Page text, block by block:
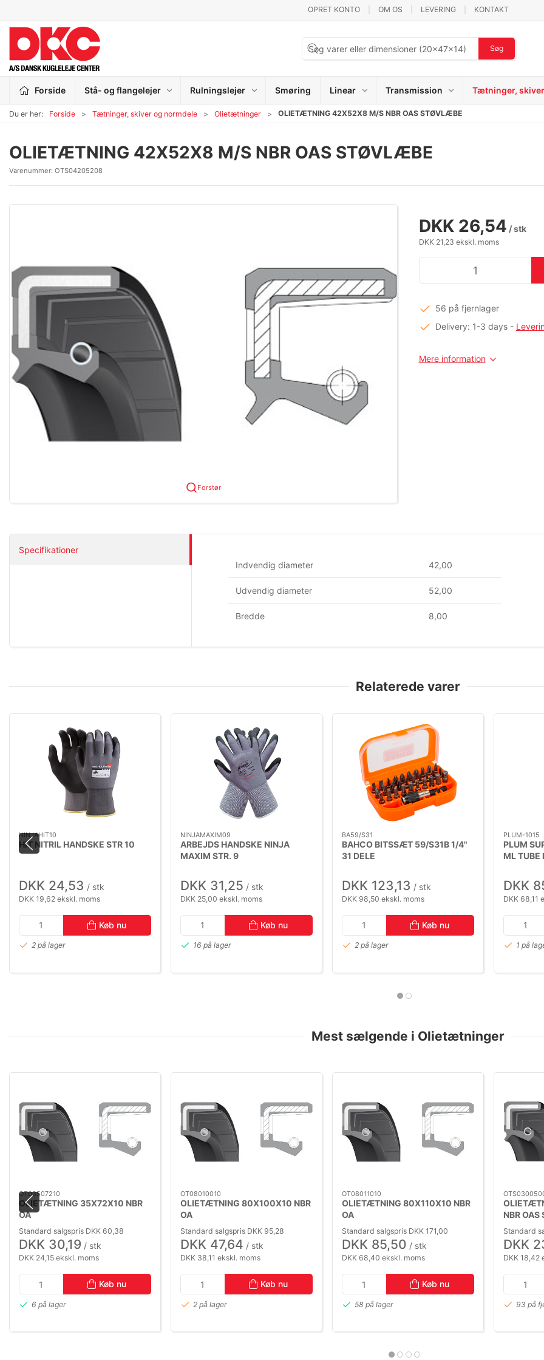
OPRET KONTO OM OS LEVERING KONTAKT
Søg
Forside Stå- og flangelejer Rulningslejer Smøring Linear Transmission Tætninger,
Du er her: Forside Tætninger, skiver og normdele Olietætninger OLIETÆTNING 42X52X8 M/S NBR OAS STØVLÆBE
OLIETÆTNING 42X52X8 M/S NBR OAS STØVLÆBE
Varenummer: OTS04205208
Forstør
DKK 26,54 / stk
DKK 21,23 ekskl. moms
56 på fjernlager
Delivery: 1-3 days -
Mere information
Specifikationer
Indvendig diameter
42,00
Udvendig diameter 52,00
Bredde 8,00
Relaterede varer
NINJAHIT10
HIT NITRIL HANDSKE STR 10
DKK 24,53 / stk
DKK 19,62 ekskl. moms
Køb nu
2 på lager
NINJAMAXIM09
ARBEJDS HANDSKE NINJA
MAXIM STR. 9
DKK 31,25 / stk
DKK 25,00 ekskl. moms
Køb nu
16 på lager
BA59/S31
BAHCO BITSSÆT 59/S31B 1/4"
31 DELE
DKK 123,13 / stk
DKK 98,50 ekskl. moms
Køb nu
2 på lager
PLUM-1015
PLUM
ML TUBE
DKK
DKK 68,11
1 på
Mest sælgende i Olietætninger
OT03507210
OLIETÆTNING 35X72X10 NBR
OA
Standard salgspris DKK 60,38
DKK 30,19 / stk
DKK 24,15 ekskl. moms
Køb nu
6 på lager
OT08010010
OLIETÆTNING 80X100X10 NBR
OA
Standard salgspris DKK 95,28
DKK 47,64 / stk
DKK 38,11 ekskl. moms
Køb nu
2 på lager
OT08011010
OLIETÆTNING 80X110X10 NBR
OA
Standard salgspris DKK 171,00
DKK 85,50 / stk
DKK 68,40 ekskl. moms
Køb nu
58 på lager
NBR
Standard
DKK
DKK 18,42
93 på